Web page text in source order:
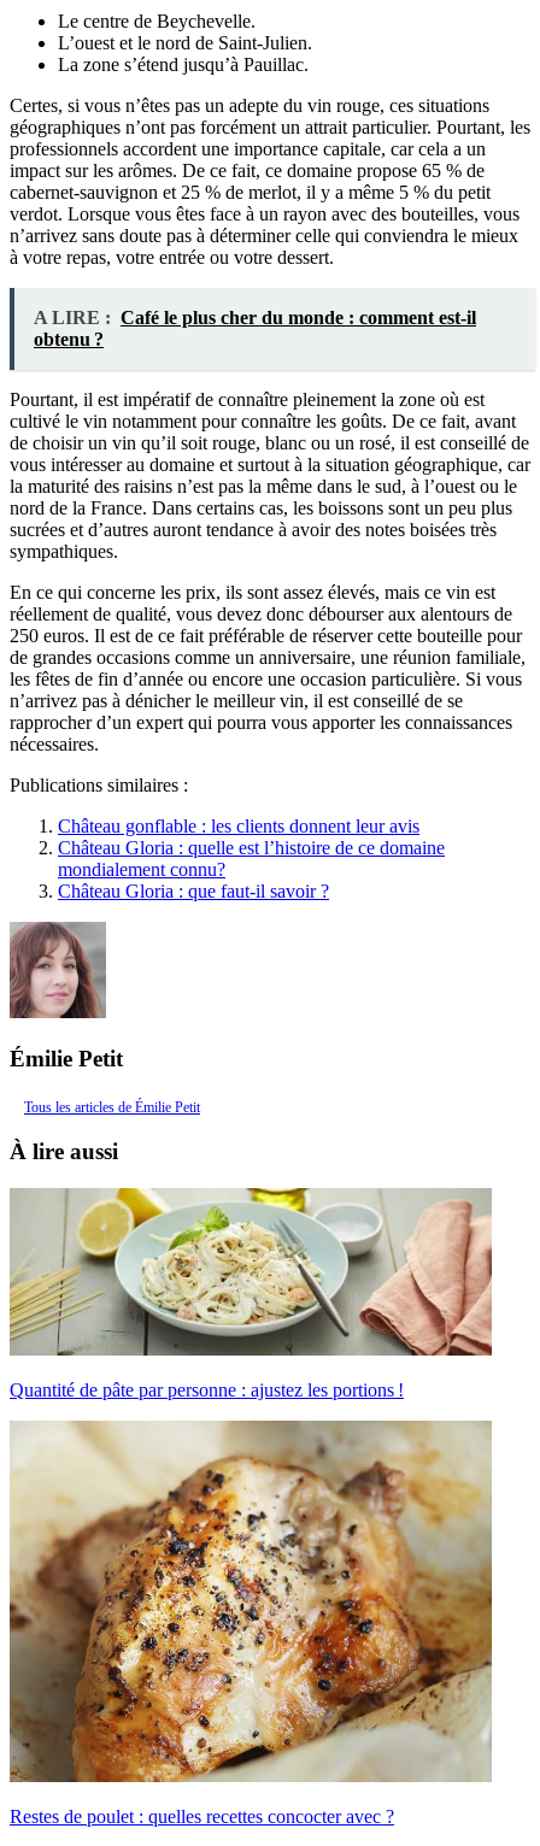
Le centre de Beychevelle.
L’ouest et le nord de Saint-Julien.
La zone s’étend jusqu’à Pauillac.
Certes, si vous n’êtes pas un adepte du vin rouge, ces situations
géographiques n’ont pas forcément un attrait particulier. Pourtant, les
professionnels accordent une importance capitale, car cela a un
impact sur les arômes. De ce fait, ce domaine propose 65 % de
cabernet-sauvignon et 25 % de merlot, il y a même 5 % du petit
verdot. Lorsque vous êtes face à un rayon avec des bouteilles, vous
n’arrivez sans doute pas à déterminer celle qui conviendra le mieux
à votre repas, votre entrée ou votre dessert.
A LIRE : Café le plus cher du monde : comment est-il
obtenu ?
Pourtant, il est impératif de connaître pleinement la zone où est
cultivé le vin notamment pour connaître les goûts. De ce fait, avant
de choisir un vin qu’il soit rouge, blanc ou un rosé, il est conseillé de
vous intéresser au domaine et surtout à la situation géographique, car
la maturité des raisins n’est pas la même dans le sud, à l’ouest ou le
nord de la France. Dans certains cas, les boissons sont un peu plus
sucrées et d’autres auront tendance à avoir des notes boisées très
sympathiques.
En ce qui concerne les prix, ils sont assez élevés, mais ce vin est
réellement de qualité, vous devez donc débourser aux alentours de
250 euros. Il est de ce fait préférable de réserver cette bouteille pour
de grandes occasions comme un anniversaire, une réunion familiale,
les fêtes de fin d’année ou encore une occasion particulière. Si vous
n’arrivez pas à dénicher le meilleur vin, il est conseillé de se
rapprocher d’un expert qui pourra vous apporter les connaissances
nécessaires.
Publications similaires :
Château gonflable : les clients donnent leur avis
Château Gloria : quelle est l’histoire de ce domaine
mondialement connu?
Château Gloria : que faut-il savoir ?
Émilie Petit
Tous les articles de Émilie Petit
À lire aussi
Quantité de pâte par personne : ajustez les portions !
Restes de poulet : quelles recettes concocter avec ?